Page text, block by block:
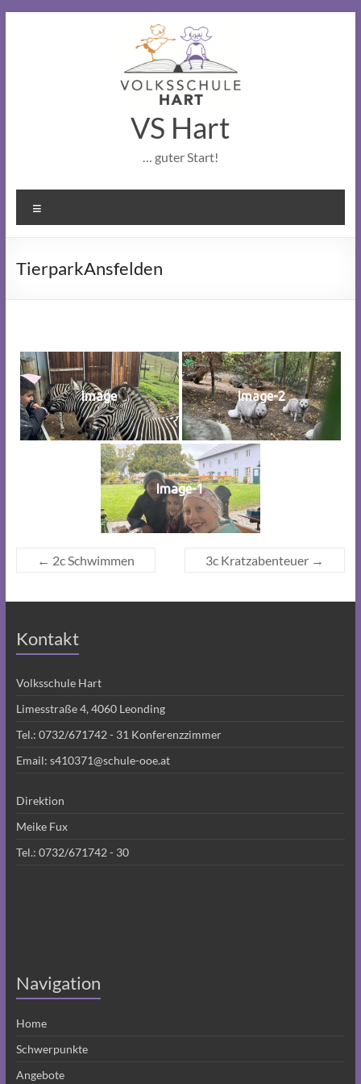
VS Hart
… guter Start!
TierparkAnsfelden
Image Image-2
Image-1
← 2c Schwimmen 3c Kratzabenteuer →
Kontakt
Volksschule Hart
Limesstraße 4, 4060 Leonding
Tel.: 0732/671742 - 31 Konferenzzimmer
Email: s410371@schule-ooe.at
Direktion
Meike Fux
Tel.: 0732/671742 - 30
Navigation
Home
Schwerpunkte
Angebote